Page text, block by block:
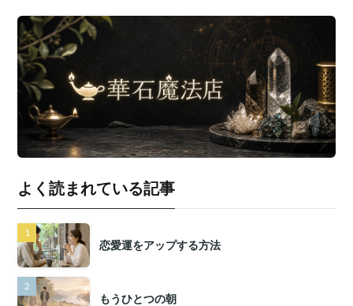
よく読まれている記事
恋愛運をアップする方法
もうひとつの朝